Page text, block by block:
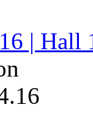
| Hall